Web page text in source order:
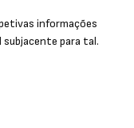
informações
subjacente para tal.